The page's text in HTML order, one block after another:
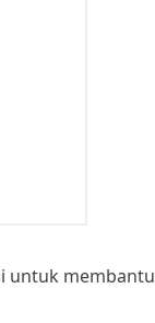
untuk membantu